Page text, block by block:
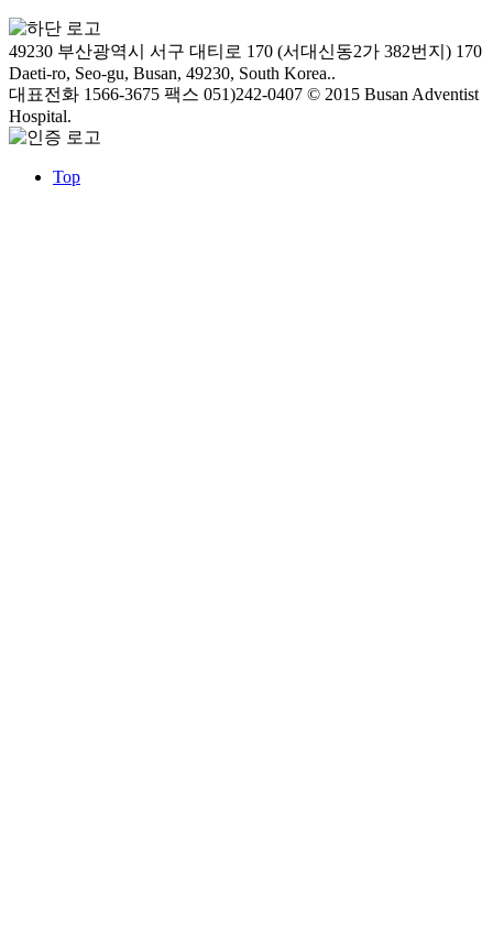
49230 부산광역시 서구 대티로 170 (서대신동2가 382번지) 170
Daeti-ro, Seo-gu, Busan, 49230, South Korea..
대표전화 1566-3675 팩스 051)242-0407 © 2015 Busan Adventist
Hospital.
Top